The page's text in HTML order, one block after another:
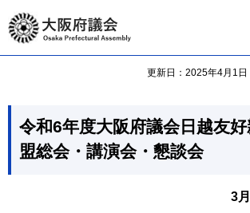
大阪府議会
更新日：2025年4月1日
令和6年度大阪府議会日越友
盟総会・講演会・懇談会
3